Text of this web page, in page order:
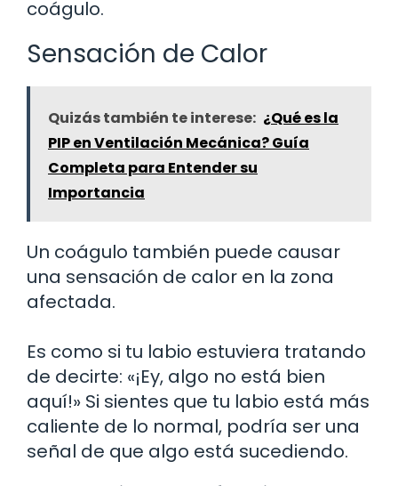
coágulo.
Sensación de Calor
Quizás también te interese: ¿Qué es la
PIP en Ventilación Mecánica? Guía
Completa para Entender su
Importancia
Un coágulo también puede causar
una sensación de calor en la zona
afectada.
Es como si tu labio estuviera tratando
de decirte: «¡Ey, algo no está bien
aquí!» Si sientes que tu labio está más
caliente de lo normal, podría ser una
señal de que algo está sucediendo.